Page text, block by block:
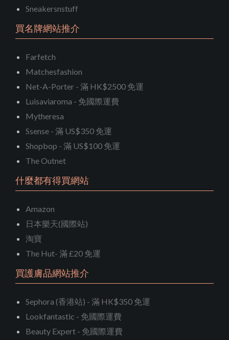
Sneakersnstuff
買名牌網站推介
Farfetch
Matchesfashion
Net-A-Porter - 滿 HK$2500 免運
Luisaviaroma - 免國際運費
Mytheresa
Ssense - 滿 US$350 免運
Shopbop - 滿 US$100 免運
The Outnet
什麼都有得買網站
Amazon
日本樂天(國際站)
淘寶
The Hut- 滿 £20 免運
買護膚品網站推介
Sephora (香港站) - 滿 HK$350 免運
Lookfantastic - 免國際運費
Beauty Expert - 免國際運費